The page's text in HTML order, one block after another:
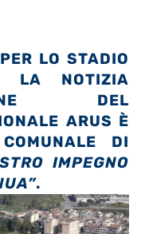
LO STADIO
LA NOTIZIA
DEL
ARUS È
COMUNALE DI
IMPEGNO
.